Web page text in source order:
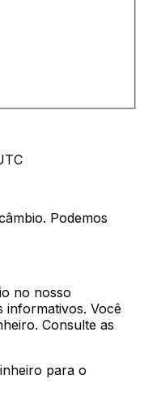
Podemos
no nosso
informativos. Você
Consulte as
para o